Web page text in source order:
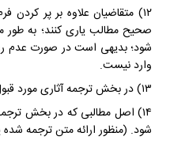
۱۲) متقاضیان علاوه بر پر
صحیح مطالب یاری کنند؛ به
شود؛ بدیهی است در صورت عدم
وارد نیست.
۱۳) در بخش ترجمه آثاری مورد قبول است که در رسانه های مکتوب یا مجازی با نام صاحب اثر منتشر شده باشد.
۱۴) اصل مطالبی که در بخش
شود. (منظور ارائه متن ترجمه